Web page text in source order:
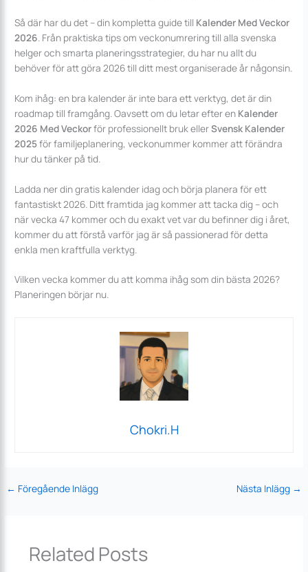
Så där har du det – din kompletta guide till Kalender Med Veckor
2026 . Från praktiska tips om veckonumrering till alla svenska
helger och smarta planeringsstrategier, du har nu allt du
behöver för att göra 2026 till ditt mest organiserade år någonsin.
Kom ihåg: en bra kalender är inte bara ett verktyg, det är din
roadmap till framgång. Oavsett om du letar efter en Kalender
2026 Med Veckorför professionellt bruk ellerSvensk Kalender
2025för familjeplanering, veckonummer kommer att förändra
hur du tänker på tid.
Ladda ner din gratis kalender idag och börja planera för ett
fantastiskt 2026. Ditt framtida jag kommer att tacka dig – och
när vecka 47 kommer och du exakt vet var du befinner dig i året,
kommer du att förstå varför jag är så passionerad för detta
enkla men kraftfulla verktyg.
Vilken vecka kommer du att komma ihåg som din bästa 2026?
Planeringen börjar nu.
Chokri.H
← Föregående Inlägg Nästa Inlägg →
Related Posts